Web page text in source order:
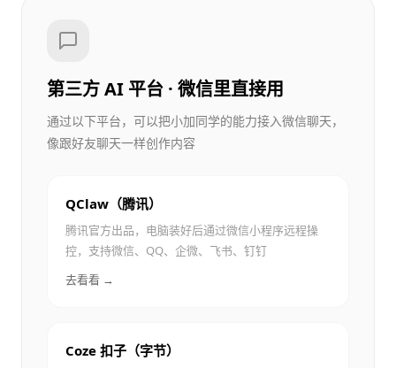
第三方 AI 平台 · 微信里直接用
通过以下平台，可以把小加同学的能力接入微信聊天，
像跟好友聊天一样创作内容
QClaw（腾讯）
腾讯官方出品，电脑装好后通过微信小程序远程操
控，支持微信、QQ、企微、飞书、钉钉
去看看 →
Coze 扣子（字节）